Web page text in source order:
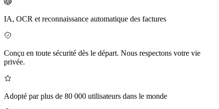
IA, OCR et reconnaissance automatique des factures
Conçu en toute sécurité dès le départ. Nous respectons votre vie
privée.
Adopté par plus de 80 000 utilisateurs dans le monde